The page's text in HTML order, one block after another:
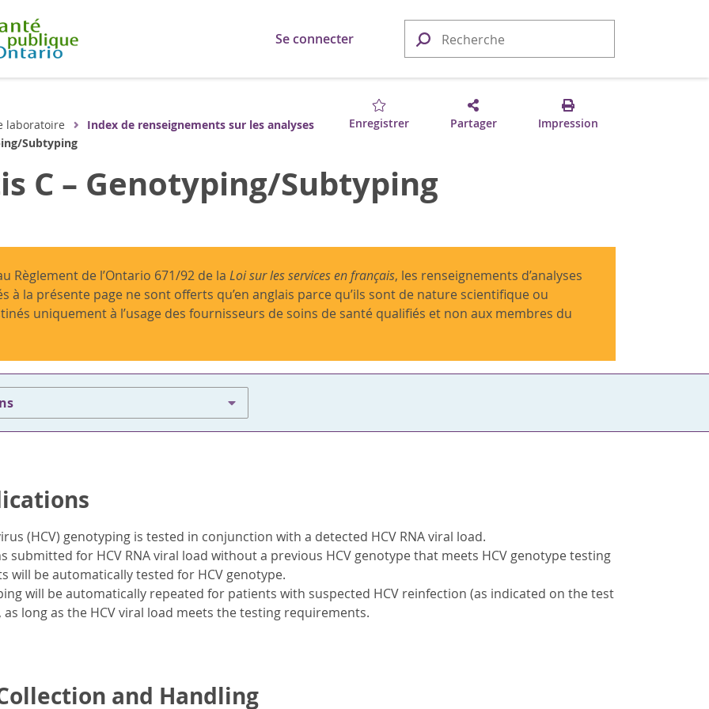
Se connecter
Enregistrer Partager Impression
laboratoire
Index de renseignements sur les analyses
Subtyping
C – Genotyping/Subtyping
Règlement de l’Ontario 671/92 de la Loi sur les services en français, les renseignements d’analyses
à la présente page ne sont offerts qu’en anglais parce qu’ils sont de nature scientifique ou
uniquement à l’usage des fournisseurs de soins de santé qualifiés et non aux membres du
(HCV) genotyping is tested in conjunction with a detected HCV RNA viral load.
submitted for HCV RNA viral load without a previous HCV genotype that meets HCV genotype testing
will be automatically tested for HCV genotype.
will be automatically repeated for patients with suspected HCV reinfection (as indicated on the test
long as the HCV viral load meets the testing requirements.
and Handling